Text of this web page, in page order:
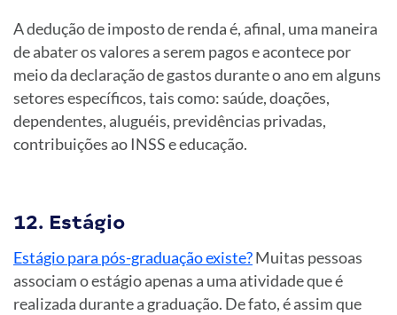
A dedução de imposto de renda é, afinal, uma maneira
de abater os valores a serem pagos e acontece por
meio da declaração de gastos durante o ano em alguns
setores específicos, tais como: saúde, doações,
dependentes, aluguéis, previdências privadas,
contribuições ao INSS e educação.
12. Estágio
Estágio para pós-graduação existe?Muitas pessoas
associam o estágio apenas a uma atividade que é
realizada durante a graduação. De fato, é assim que